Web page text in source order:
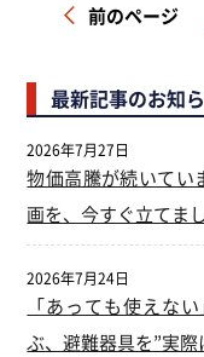
前のページ
最新記事のお知
物価高騰が続いてい
画を、今すぐ立てまし
2026年7月27日
「あっても使えな
ぶ、避難器具を”実
2026年7月24日